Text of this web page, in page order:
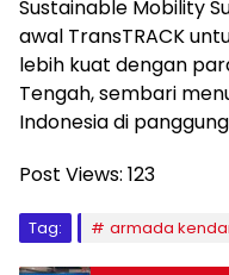
Sustainable Mobility
awal TransTRACK
lebih kuat dengan
Tengah, sembari
Indonesia di
Post Views: 123
Tag: armada